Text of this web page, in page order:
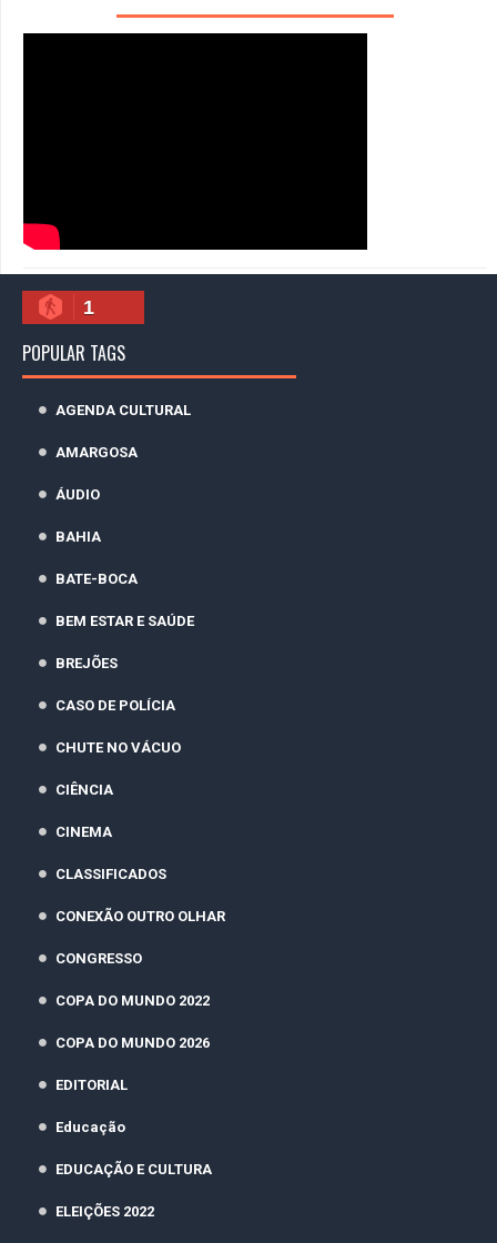
1
POPULAR TAGS
AGENDA CULTURAL
AMARGOSA
ÁUDIO
BAHIA
BATE-BOCA
BEM ESTAR E SAÚDE
BREJÕES
CASO DE POLÍCIA
CHUTE NO VÁCUO
CIÊNCIA
CINEMA
CLASSIFICADOS
CONEXÃO OUTRO OLHAR
CONGRESSO
COPA DO MUNDO 2022
COPA DO MUNDO 2026
EDITORIAL
Educação
EDUCAÇÃO E CULTURA
ELEIÇÕES 2022